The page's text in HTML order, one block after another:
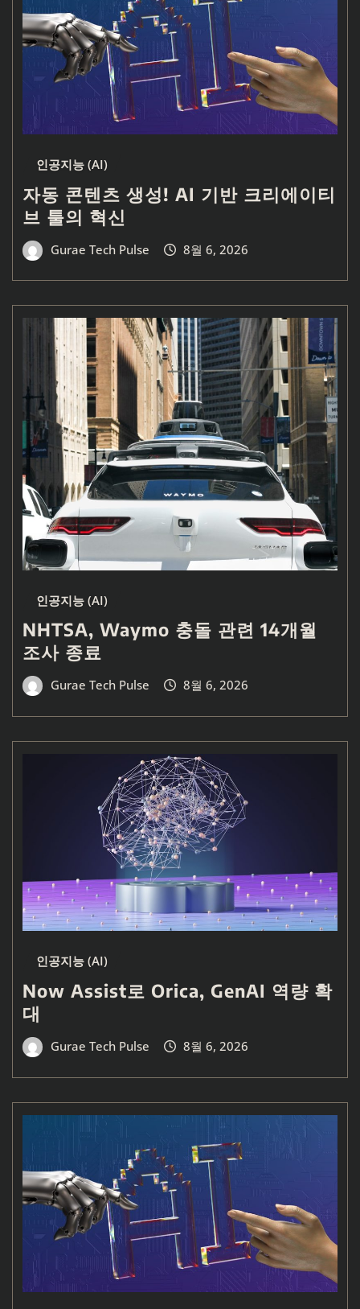
인공지능 (AI)
자동 콘텐츠 생성! AI 기반 크리에이티
브 툴의 혁신
Gurae Tech Pulse 8월 6, 2026
인공지능 (AI)
NHTSA, Waymo 충돌 관련 14개월
조사 종료
Gurae Tech Pulse 8월 6, 2026
인공지능 (AI)
Now Assist로 Orica, GenAI 역량 확
대
Gurae Tech Pulse 8월 6, 2026